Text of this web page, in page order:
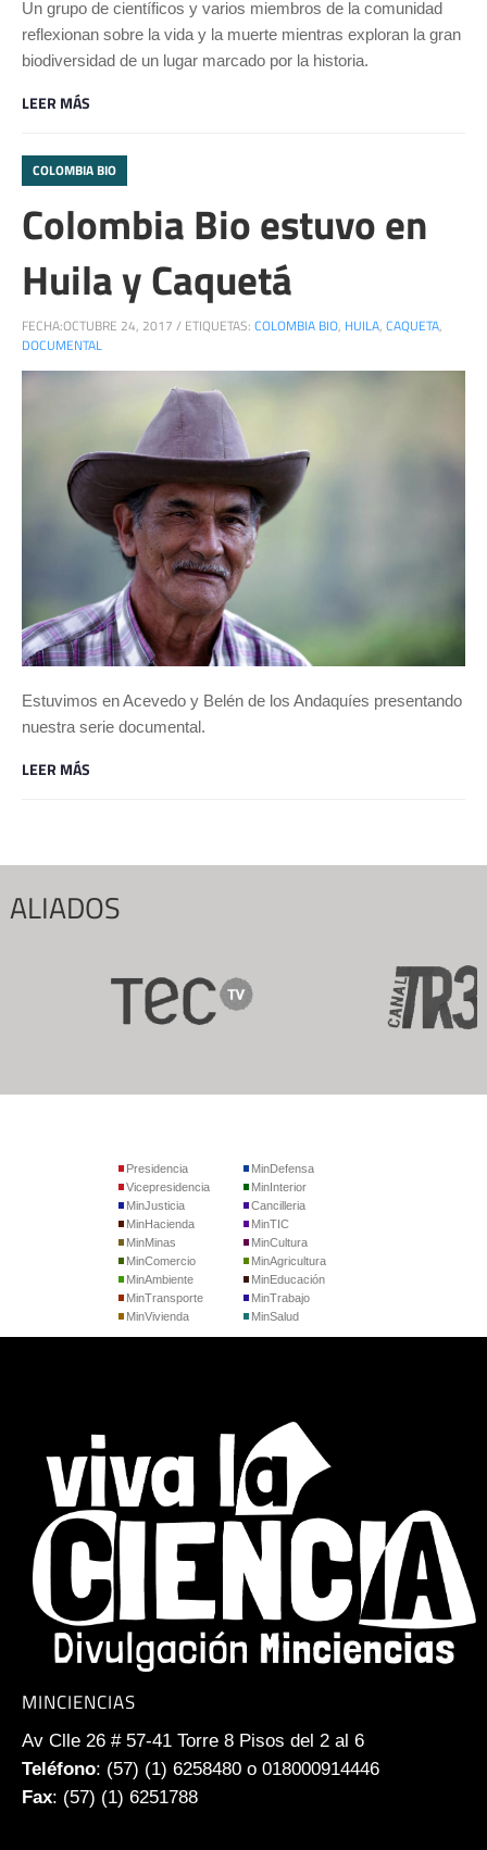
Un grupo de científicos y varios miembros de la comunidad
reflexionan sobre la vida y la muerte mientras exploran la gran
biodiversidad de un lugar marcado por la historia.
LEER MÁS
COLOMBIA BIO
Colombia Bio estuvo en
Huila y Caquetá
FECHA:OCTUBRE 24, 2017 / ETIQUETAS: COLOMBIA BIO, HUILA, CAQUETA,
DOCUMENTAL
Estuvimos en Acevedo y Belén de los Andaquíes presentando
nuestra serie documental.
LEER MÁS
ALIADOS
Presidencia
Vicepresidencia
MinJusticia
MinDefensa
MinInterior
Cancilleria
MinHacienda
MinMinas
MinComercio
MinTIC
MinCultura
MinAgricultura
MinAmbiente
MinTransporte
MinVivienda
MinEducación
MinTrabajo
MinSalud
MINCIENCIAS
Av Clle 26 # 57-41 Torre 8 Pisos del 2 al 6
Teléfono: (57) (1) 6258480 o 018000914446
Fax: (57) (1) 6251788